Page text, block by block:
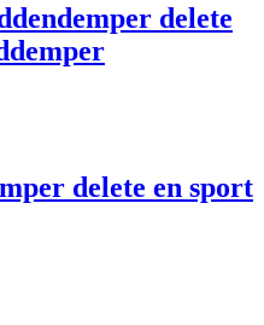
delete
delete en sport